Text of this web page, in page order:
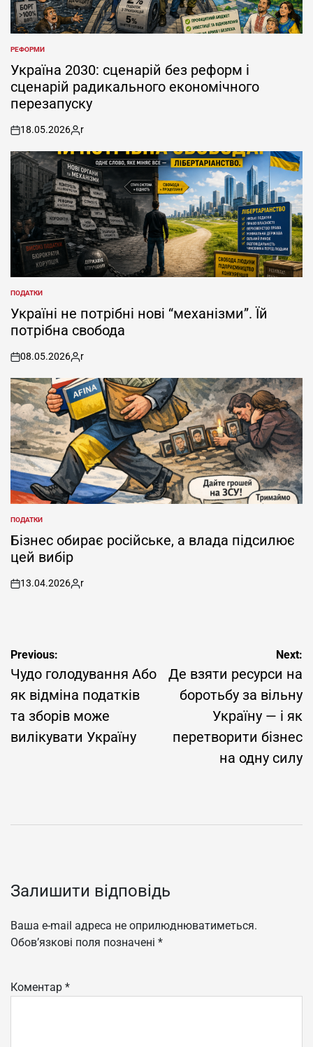
POSTED
IN
РЕФОРМИ
Україна 2030: сценарій без реформ і
сценарій радикального економічного
перезапуску
on
18.05.2026
Posted
by
r
POSTED
IN
ПОДАТКИ
Україні не потрібні нові “механізми”. Їй
потрібна свобода
on
08.05.2026
Posted
by
r
POSTED
IN
ПОДАТКИ
Бізнес обирає російське, а влада підсилює
цей вибір
on
13.04.2026
Posted
r
Навігація
записів
Previous:
Чудо голодування Або
як відміна податків
та зборів може
вилікувати Україну
Next:
Де взяти ресурси на
боротьбу за вільну
Україну — і як
перетворити бізнес
на одну силу
Залишити відповідь
Ваша e-mail адреса не оприлюднюватиметься.
Обов’язкові поля позначені *
Коментар *